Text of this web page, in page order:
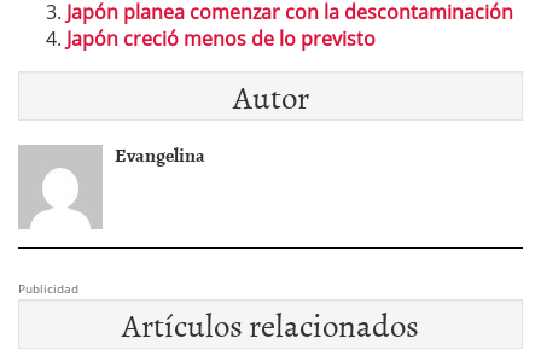
Japón planea comenzar con la descontaminación
Japón creció menos de lo previsto
Autor
Evangelina
Publicidad
Artículos relacionados